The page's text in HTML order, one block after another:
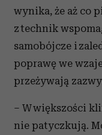
wynika, że aż co
z technik
samobójcze i
poprawę we
przeżywają
– W większości
nie patyczkują.